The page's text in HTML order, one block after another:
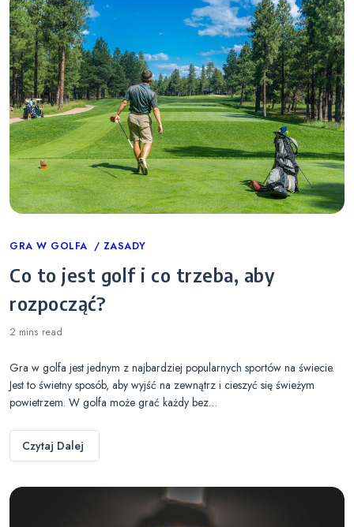
Categories
GRA W GOLFA ZASADY
Co to jest golf i co trzeba, aby
rozpocząć?
2 mins read
Gra w golfa jest jednym z najbardziej popularnych sportów na świecie.
Jest to świetny sposób, aby wyjść na zewnątrz i cieszyć się świeżym
powietrzem. W golfa może grać każdy bez…
Czytaj Dalej